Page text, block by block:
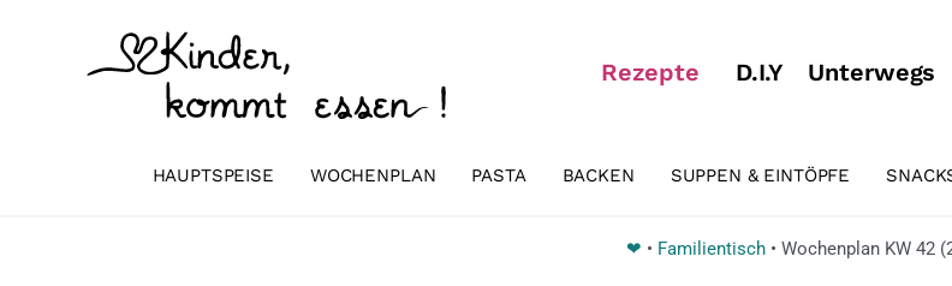
Rezepte D.I.Y Unterwegs
HAUPTSPEISE WOCHENPLAN PASTA BACKEN SUPPEN & EINTÖPFE
❤ • Familientisch• Wochenplan KW 42